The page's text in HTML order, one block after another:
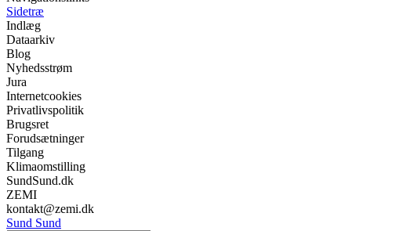
Sidetræ
Indlæg
Dataarkiv
Blog
Nyhedsstrøm
Jura
Internetcookies
Privatlivspolitik
Brugsret
Forudsætninger
Tilgang
Klimaomstilling
SundSund.dk
ZEMI
kontakt@zemi.dk
Sund Sund